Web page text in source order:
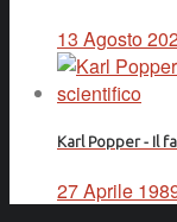
13 Agosto
Karl Popper - Il
27 Aprile